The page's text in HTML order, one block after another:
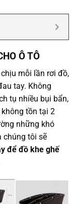
Ô TÔ
mỗi lần rơi đồ,
tay. Không
tụ nhiều bụi bẩn,
tồn tại 2
những khó
chúng tôi sẽ
để đồ khe ghế